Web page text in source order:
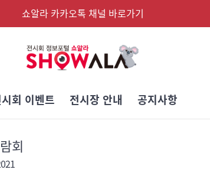
쇼알라 카카오톡 채널 바로가기
회 이벤트 전시장 안내 공지사항
회